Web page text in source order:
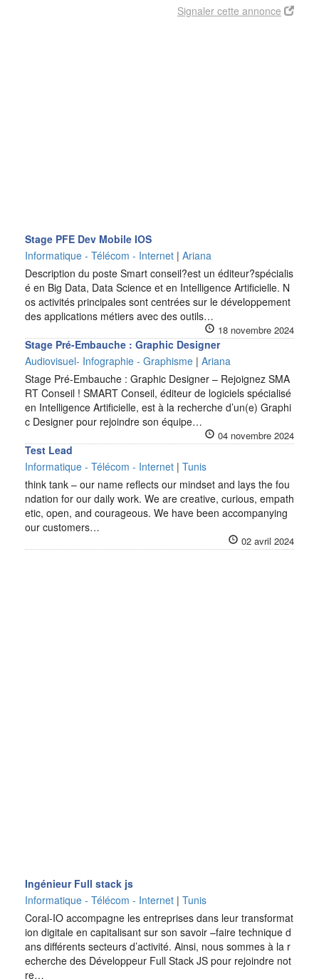
Signaler cette annonce
Stage PFE Dev Mobile IOS
Informatique - Télécom - Internet | Ariana
Description du poste Smart conseil?est un éditeur?spécialis
é en Big Data, Data Science et en Intelligence Artificielle. N
os activités principales sont centrées sur le développement
des applications métiers avec des outils…
18 novembre 2024
Stage Pré-Embauche : Graphic Designer
Audiovisuel- Infographie - Graphisme | Ariana
Stage Pré-Embauche : Graphic Designer – Rejoignez SMA
RT Conseil ! SMART Conseil, éditeur de logiciels spécialisé
en Intelligence Artificielle, est à la recherche d’un(e) Graphi
c Designer pour rejoindre son équipe…
04 novembre 2024
Test Lead
Informatique - Télécom - Internet | Tunis
think tank – our name reflects our mindset and lays the fou
ndation for our daily work. We are creative, curious, empath
etic, open, and courageous. We have been accompanying
our customers…
02 avril 2024
Ingénieur Full stack js
Informatique - Télécom - Internet | Tunis
Coral-IO accompagne les entreprises dans leur transformat
ion digitale en capitalisant sur son savoir –faire technique d
ans différents secteurs d’activité. Ainsi, nous sommes à la r
echerche des Développeur Full Stack JS pour rejoindre not
re…